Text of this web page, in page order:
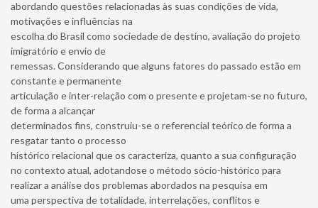
abordando questões relacionadas às suas condições de vida,
motivações e influências na
escolha do Brasil como sociedade de destino, avaliação do projeto
imigratório e envio de
remessas. Considerando que alguns fatores do passado estão em
constante e permanente
articulação e inter-relação com o presente e projetam-se no futuro,
de forma a alcançar
determinados fins, construiu-se o referencial teórico de forma a
resgatar tanto o processo
histórico relacional que os caracteriza, quanto a sua configuração
no contexto atual, adotandose o método sócio-histórico para
realizar a análise dos problemas abordados na pesquisa em
uma perspectiva de totalidade, interrelações, conflitos e